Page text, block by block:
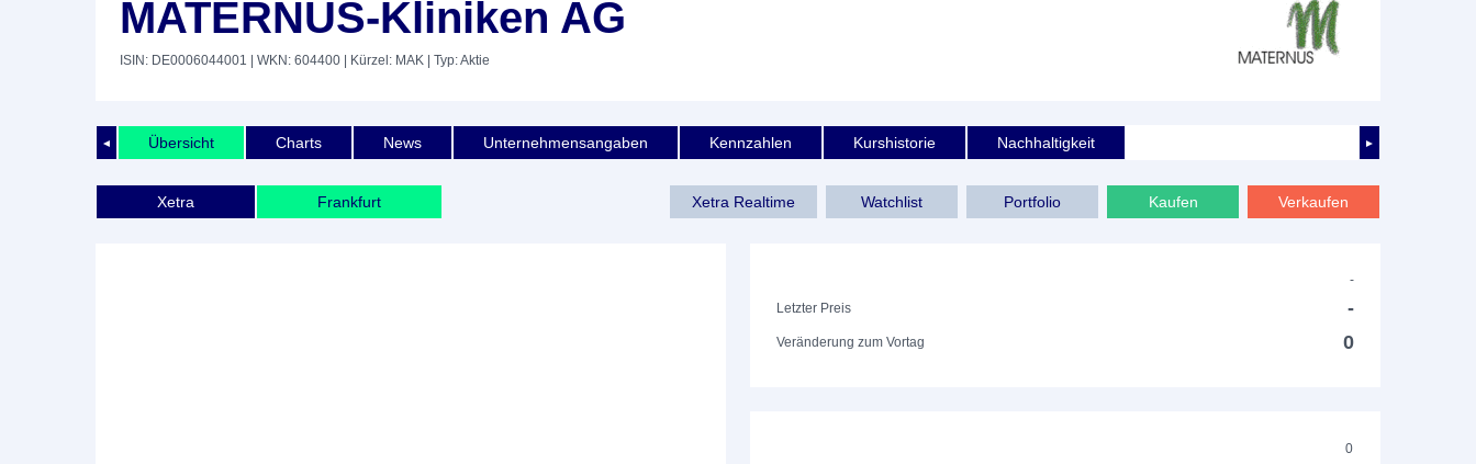
MATERNUS-Kliniken AG
ISIN: DE0006044001 | WKN: 604400 | Kürzel: MAK | Typ: Aktie
◄ ►
Übersicht Charts News Unternehmensangaben Kennzahlen Kurshistorie Nachhaltigkeit
Xetra Frankfurt Xetra Realtime Watchlist Portfolio Kaufen Verkaufen
-
Letzter Preis
-
Veränderung zum Vortag 0
0